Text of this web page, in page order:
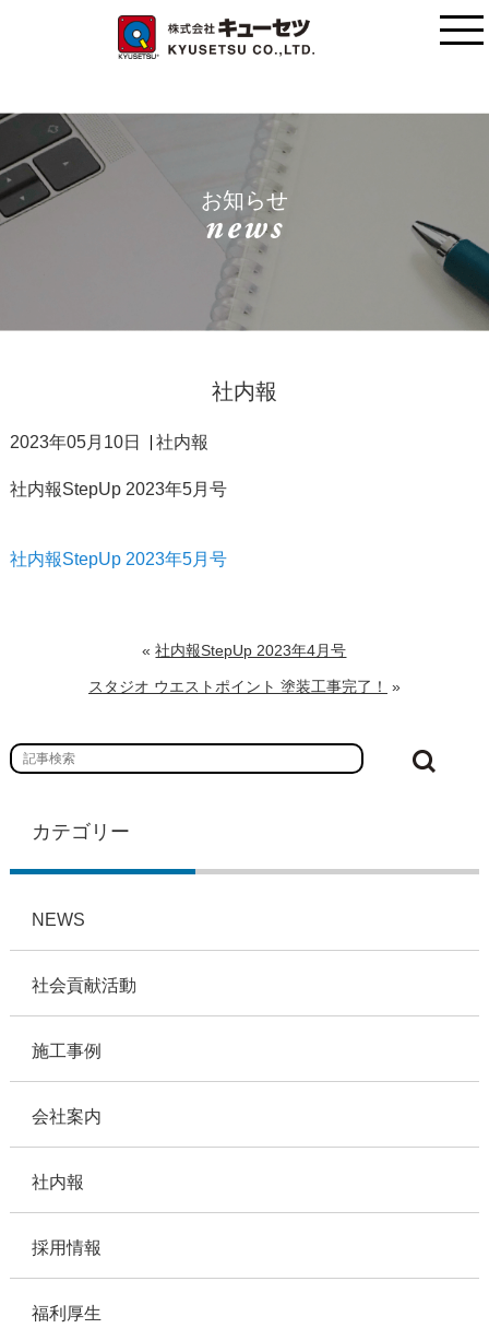
お知らせ
社内報
2023年05月10日 社内報
社内報StepUp 2023年5月号
社内報StepUp 2023年5月号
«社内報StepUp 2023年4月号
スタジオ ウエストポイント 塗装工事完了！ »
カテゴリー
NEWS
社会貢献活動
施工事例
会社案内
社内報
採用情報
福利厚生